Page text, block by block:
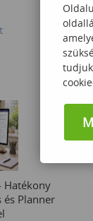
Hatékony
és Planner